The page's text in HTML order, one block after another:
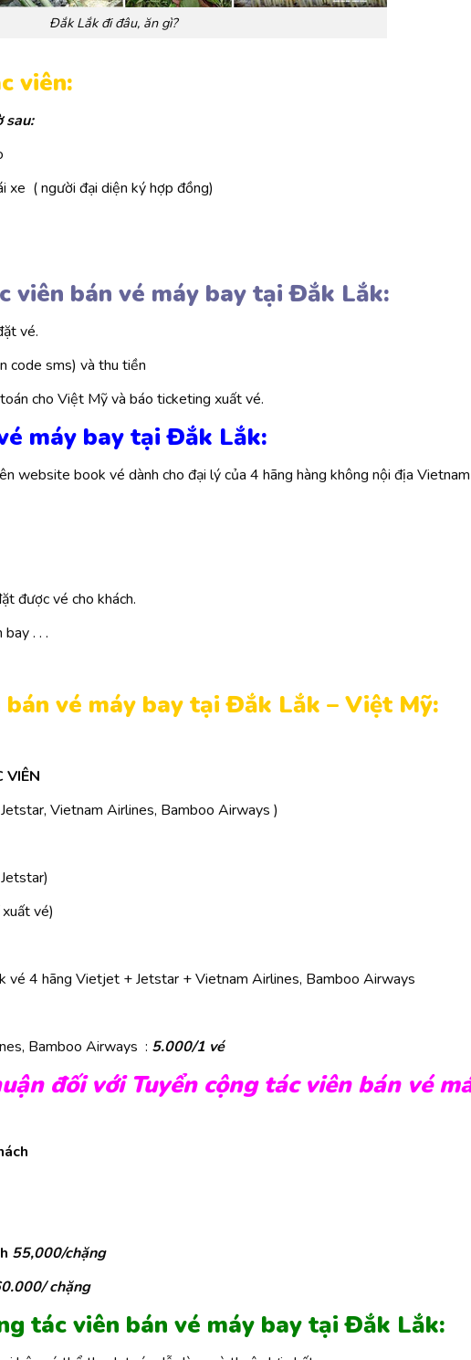
Đắk Lắk đi đâu, ăn gì?
viên:
sau:
xe ( người đại diện ký hợp đồng)
viên bán vé máy bay tại Đắk Lắk:
vé.
code sms) và thu tiền
cho Việt Mỹ và báo ticketing xuất vé.
máy bay tại Đắk Lắk:
website book vé dành cho đại lý của 4 hãng hàng không nội địa
được vé cho khách.
. . .
vé máy bay tại Đắk Lắk – Việt Mỹ:
VIÊN
Vietnam Airlines, Bamboo Airways )
vé)
vé 4 hãng Vietjet + Jetstar + Vietnam Airlines, Bamboo Airways
Bamboo Airways : 5.000/1 vé
đối với Tuyển cộng tác viên bán vé
55,000/chặng
chặng
tác viên bán vé máy bay tại Đắk Lắk: